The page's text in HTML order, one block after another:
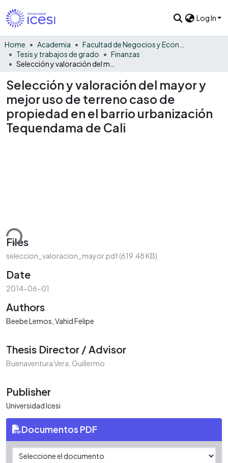
Log In
Home Academia
Tesis y trabajos de grado
Finanzas
Selección y valoración del mayor y
mejor uso de terreno caso de
propiedad en el barrio urbanización
Tequendama de Cali
Files
seleccion_valoracion_mayor.pdf(619.48 KB)
Date
2014-06-01
Authors
Beebe Lemos, Vahid Felipe
Thesis Director / Advisor
Buenaventura Vera, Guillermo
Publisher
Universidad Icesi
Documentos PDF